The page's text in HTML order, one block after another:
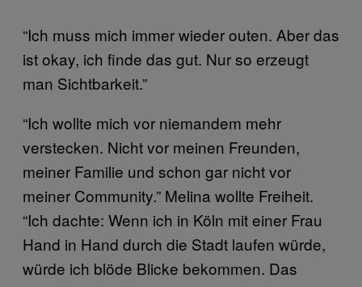
“Ich muss mich immer wieder outen. Aber das
ist okay, ich finde das gut. Nur so erzeugt
man Sichtbarkeit.”
“Ich wollte mich vor niemandem mehr
verstecken. Nicht vor meinen Freunden,
meiner Familie und schon gar nicht vor
meiner Community.” Melina wollte Freiheit.
“Ich dachte: Wenn ich in Köln mit einer Frau
Hand in Hand durch die Stadt laufen würde,
würde ich blöde Blicke bekommen. Das